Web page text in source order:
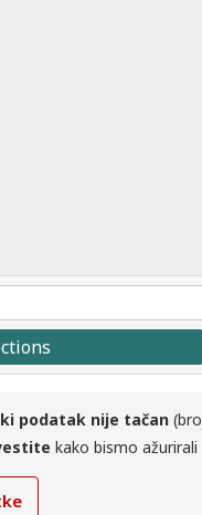
podatak nije tačan
kako bismo